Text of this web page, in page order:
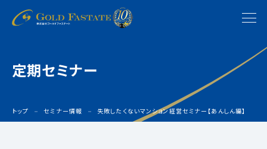
定期セミナー
トップ セミナー情報 失敗したくないマンション経営セミナー【あんしん編】